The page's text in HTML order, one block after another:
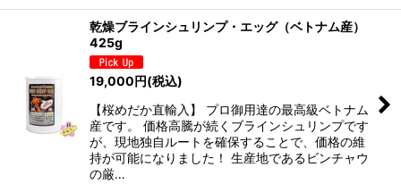
乾燥ブラインシュリンプ・エッグ（ベトナム産）
425g
19,000円(税込)
【桜めだか直輸入】 プロ御用達の最高級ベトナム
産です。 価格高騰が続くブラインシュリンプです
が、現地独自ルートを確保することで、価格の維
持が可能になりました！ 生産地であるビンチャウ
の厳…